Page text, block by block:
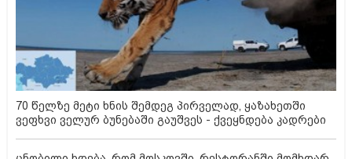
70 წელზე მეტი ხნის შემდეგ პირველად, ყაზახეთში
ვეფხვი ველურ ბუნებაში გაუშვეს - ქვეყნდება კადრები